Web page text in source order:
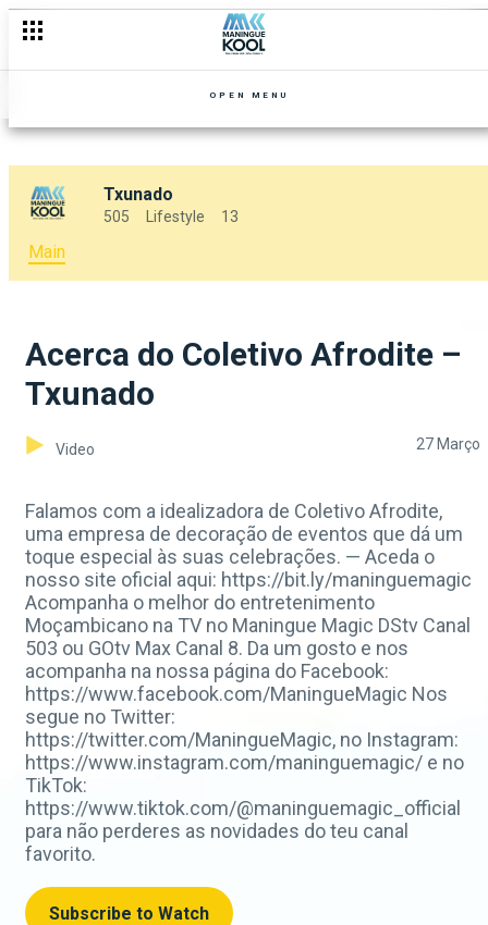
OPEN MENU
Txunado
505 Lifestyle 13
Main
Acerca do Coletivo Afrodite –
Txunado
Video 27 Março
Falamos com a idealizadora de Coletivo Afrodite,
uma empresa de decoração de eventos que dá um
toque especial às suas celebrações. — Aceda o
nosso site oficial aqui: https://bit.ly/maninguemagic
Acompanha o melhor do entretenimento
Moçambicano na TV no Maningue Magic DStv Canal
503 ou GOtv Max Canal 8. Da um gosto e nos
acompanha na nossa página do Facebook:
https://www.facebook.com/ManingueMagic Nos
segue no Twitter:
https://twitter.com/ManingueMagic, no Instagram:
https://www.instagram.com/maninguemagic/ e no
TikTok:
https://www.tiktok.com/@maninguemagic_official
para não perderes as novidades do teu canal
favorito.
Subscribe to Watch